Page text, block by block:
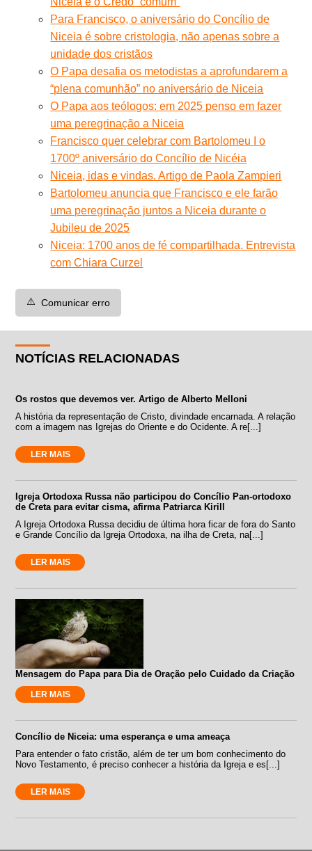
Para Francisco, o aniversário do Concílio de
Niceia é sobre cristologia, não apenas sobre a
unidade dos cristãos
O Papa desafia os metodistas a aprofundarem a
“plena comunhão” no aniversário de Niceia
O Papa aos teólogos: em 2025 penso em fazer
uma peregrinação a Niceia
Francisco quer celebrar com Bartolomeu I o
1700º aniversário do Concílio de Nicéia
Niceia, idas e vindas. Artigo de Paola Zampieri
Bartolomeu anuncia que Francisco e ele farão
uma peregrinação juntos a Niceia durante o
Jubileu de 2025
Niceia: 1700 anos de fé compartilhada. Entrevista
com Chiara Curzel
⚠️ Comunicar erro
NOTÍCIAS RELACIONADAS
Os rostos que devemos ver. Artigo de Alberto Melloni
A história da representação de Cristo, divindade encarnada. A relação
com a imagem nas Igrejas do Oriente e do Ocidente. A re[...]
LER MAIS
Igreja Ortodoxa Russa não participou do Concílio Pan-ortodoxo
de Creta para evitar cisma, afirma Patriarca Kirill
A Igreja Ortodoxa Russa decidiu de última hora ficar de fora do Santo
e Grande Concílio da Igreja Ortodoxa, na ilha de Creta, na[...]
LER MAIS
Mensagem do Papa para Dia de Oração pelo Cuidado da Criação
LER MAIS
Concílio de Niceia: uma esperança e uma ameaça
Para entender o fato cristão, além de ter um bom conhecimento do
Novo Testamento, é preciso conhecer a história da Igreja e es[...]
LER MAIS